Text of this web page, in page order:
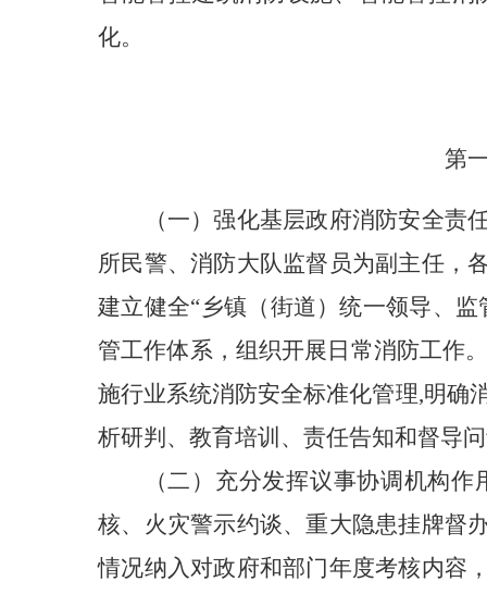
化。
第
（一）强化基层政府消防安全责
所民警、消防大队监督员为副主任，
建立健全“乡镇（街道）统一领导、
管工作体系，组织开展日常消防工作
施行业系统消防安全标准化管理,明确
析研判、教育培训、责任告知和督导
（二）充分发挥议事协调机构作
核、火灾警示约谈、重大隐患挂牌督
情况纳入对政府和部门年度考核内容